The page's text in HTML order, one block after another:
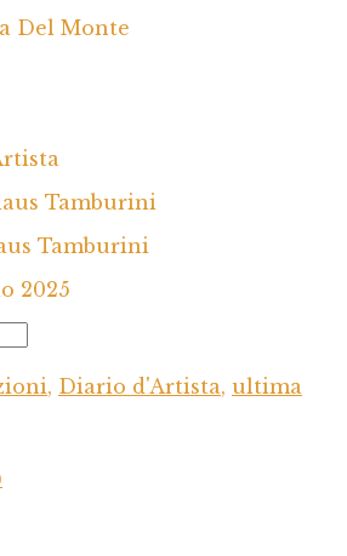
Del Monte
Tamburini
Tamburini
2025
, Diario d'Artista, ultima